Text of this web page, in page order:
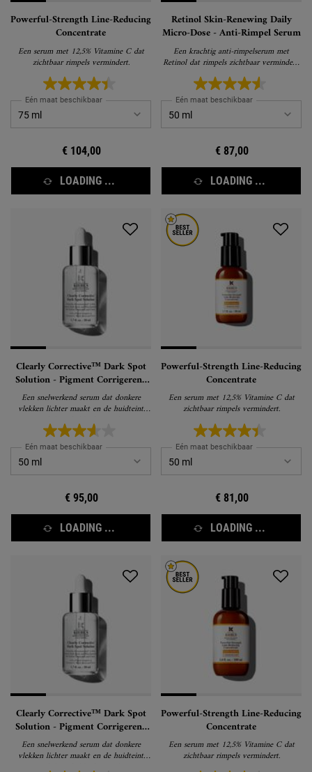
Powerful-Strength Line-Reducing
Concentrate
Een serum met 12,5% Vitamine C dat
zichtbaar rimpels vermindert.
Eén maat beschikbaar
€ 104,00
LOADING ...
Retinol Skin-Renewing Daily
Micro-Dose - Anti-Rimpel Serum
Een krachtig anti-rimpelserum met
Retinol dat rimpels zichtbaar vermindert,
de huid verstevigt en de huidtextuur
verfijnt voor zichtbare vernieuwing met
minimaal ongemak.
Eén maat beschikbaar
€ 87,00
LOADING ...
Clearly Corrective™ Dark Spot
Solution - Pigment Corrigerend
Serum
Een snelwerkend serum dat donkere
vlekken lichter maakt en de huidteint
zichtbaar helderder maakt
Eén maat beschikbaar
€ 95,00
LOADING ...
Powerful-Strength Line-Reducing
Concentrate
Een serum met 12,5% Vitamine C dat
zichtbaar rimpels vermindert.
Eén maat beschikbaar
€ 81,00
LOADING ...
Clearly Corrective™ Dark Spot
Solution - Pigment Corrigerend
Serum
Een snelwerkend serum dat donkere
vlekken lichter maakt en de huidteint
zichtbaar helderder maakt
Powerful-Strength Line-Reducing
Concentrate
Een serum met 12,5% Vitamine C dat
zichtbaar rimpels vermindert.